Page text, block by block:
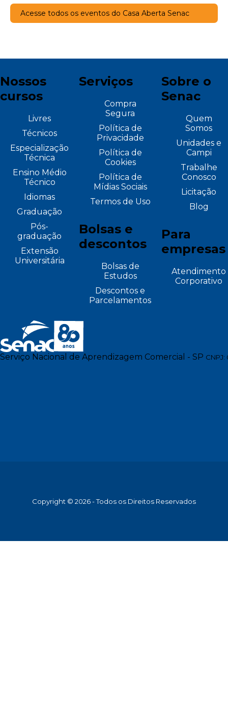
Acesse todos os eventos do Casa Aberta Senac
Nossos
cursos
Livres
Técnicos
Especialização
Técnica
Ensino Médio
Técnico
Idiomas
Graduação
Pós-
graduação
Extensão
Universitária
Serviços
Compra
Segura
Política de
Privacidade
Política de
Cookies
Política de
Mídias Sociais
Termos de Uso
Bolsas e
descontos
Bolsas de
Estudos
Descontos e
Parcelamentos
Sobre o
Senac
Quem
Somos
Unidades e
Campi
Trabalhe
Conosco
Licitação
Blog
Para
empresas
Atendimento
Corporativo
Serviço Nacional de Aprendizagem Comercial - SP
Copyright © 2026 - Todos os Direitos Reservados